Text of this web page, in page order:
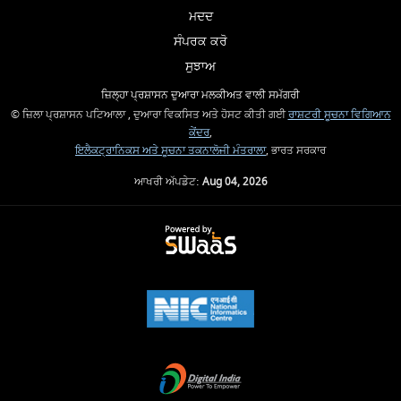
ਮਦਦ
ਸੰਪਰਕ ਕਰੋ
ਸੁਝਾਅ
ਜ਼ਿਲ੍ਹਾ ਪ੍ਰਸ਼ਾਸਨ ਦੁਆਰਾ ਮਲਕੀਅਤ ਵਾਲੀ ਸਮੱਗਰੀ
© ਜ਼ਿਲਾ ਪ੍ਰਸ਼ਾਸਨ ਪਟਿਆਲਾ , ਦੁਆਰਾ ਵਿਕਸਿਤ ਅਤੇ ਹੋਸਟ ਕੀਤੀ ਗਈਰਾਸ਼ਟਰੀ ਸੂਚਨਾ ਵਿਗਿਆਨ
ਕੇਂਦਰ,
ਇਲੈਕਟ੍ਰਾਨਿਕਸ ਅਤੇ ਸੂਚਨਾ ਤਕਨਾਲੋਜੀ ਮੰਤਰਾਲਾ, ਭਾਰਤ ਸਰਕਾਰ
ਆਖਰੀ ਅੱਪਡੇਟ: Aug 04, 2026